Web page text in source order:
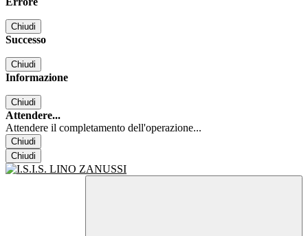
Chiudi
Successo
Chiudi
Informazione
Chiudi
Attendere...
Attendere il completamento dell'operazione...
Chiudi
Chiudi